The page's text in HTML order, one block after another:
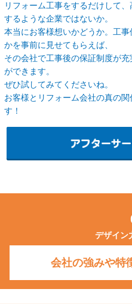
リフォーム工事をするだけして
するような企業ではないか。
本当にお客様想いかどうか。工
かを事前に見せてもらえば、
その会社で工事後の保証制度が
ができます。
ぜひ試してみてくださいね。
お客様とリフォーム会社の真の
す！
デザイン
会社の強みや特